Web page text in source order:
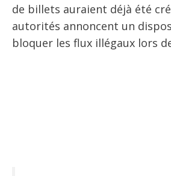
de billets auraient déjà été
autorités annoncent un
bloquer les flux illégaux lors